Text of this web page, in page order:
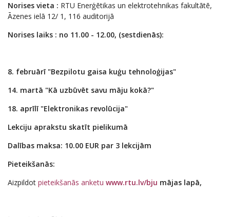
Norises vieta : RTU Enerģētikas un elektrotehnikas fakultātē,
Āzenes ielā 12/ 1, 116 auditorijā
Norises laiks : no 11.00 - 12.00, (sestdienās):
8. februārī "Bezpilotu gaisa kuģu tehnoloģijas"
14. martā "Kā uzbūvēt savu māju kokā?"
18. aprīlī "Elektronikas revolūcija"
Lekciju aprakstu skatīt pielikumā
Dalības maksa: 10.00 EUR par 3 lekcijām
Pieteikšanās:
Aizpildot pieteikšanās anketu www.rtu.lv/bju mājas lapā,